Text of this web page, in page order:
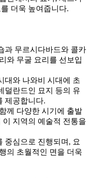
더욱 높여줍니다.
과 무르시다바드와 콜카
와 무굴 요리를 선보입
대와 나와비 시대에 초
덜란드인 묘지 등의 유
제공합니다.
께 다양한 시기에 출발
지역의 예술적 전통을
중심으로 진행되며, 요
의 초월적인 면을 더욱